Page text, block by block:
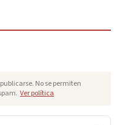
No se permiten
Ver política